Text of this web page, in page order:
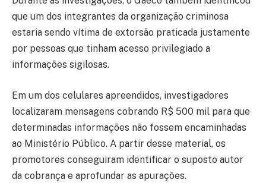
que um dos integrantes da organização criminosa
estaria sendo vítima de extorsão praticada justamente
por pessoas que tinham acesso privilegiado a
informações sigilosas.
Em um dos celulares apreendidos, investigadores
localizaram mensagens cobrando R$ 500 mil para que
determinadas informações não fossem encaminhadas
ao Ministério Público. A partir desse material, os
promotores conseguiram identificar o suposto autor
da cobrança e aprofundar as apurações.